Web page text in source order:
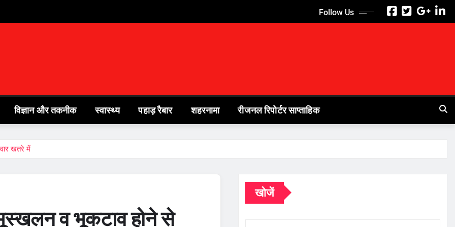
Follow Us
विज्ञान और तकनीक स्वास्थ्य पहाड़ रैबार शहरनामा रीजनल रिपोर्टर साप्ताहिक
खतरे में
व भूकटाव होने से
खोजें